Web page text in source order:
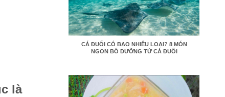
là
CÁ ĐUỐI CÓ BAO NHIÊU LOẠI? 8 MÓN
NGON BỔ DƯỠNG TỪ CÁ ĐUỐI